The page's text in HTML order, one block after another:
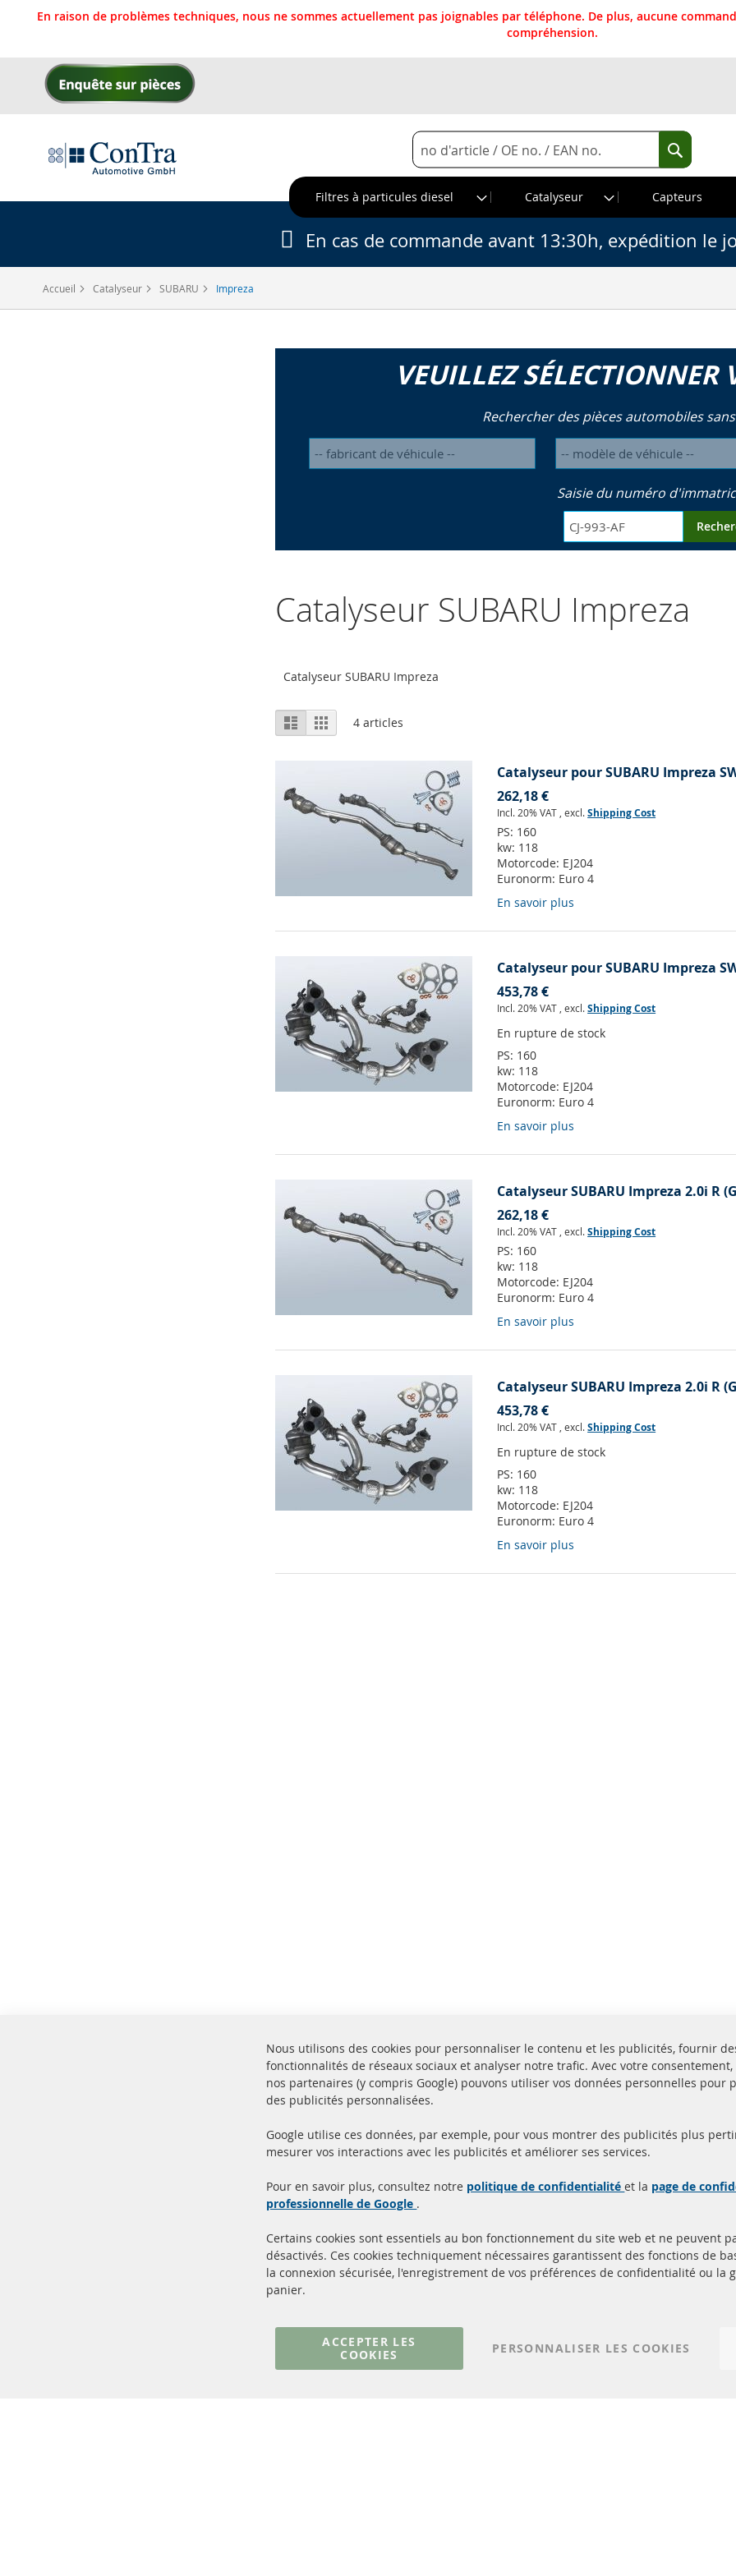
En raison de problèmes techniques, nous ne sommes actuellement pas joignables par téléphone. De plus, aucune
compréhension.
Allez
Rechercher
Rechercher
Filtres à particules diesel
Catalyseur Capteurs
Accueil Catalyseur SUBARU Impreza
En cas de commande avant 13:30h, expédition le
VEUILLEZ SÉLECTIONNER
Rechercher des pièces automobiles
Saisie du numéro
Catalyseur SUBARU Impreza
Catalyseur SUBARU Impreza
Afficher
en
Liste Grille4 articles
Catalyseur pour SUBARU Impreza
262,18 €
Incl. 20% VAT ,excl.Shipping Cost
PS: 160
kw: 118
Motorcode: EJ204
Euronorm: Euro 4
En savoir plus
Catalyseur pour SUBARU Impreza
453,78 €
Incl. 20% VAT ,excl.Shipping Cost
En rupture de stock
PS: 160
kw: 118
Motorcode: EJ204
Euronorm: Euro 4
En savoir plus
Catalyseur SUBARU Impreza 2.0i R
262,18 €
Incl. 20% VAT ,excl.Shipping Cost
PS: 160
kw: 118
Motorcode: EJ204
Euronorm: Euro 4
En savoir plus
Catalyseur SUBARU Impreza 2.0i R
453,78 €
Incl. 20% VAT ,excl.Shipping Cost
En rupture de stock
PS: 160
kw: 118
Motorcode: EJ204
Euronorm: Euro 4
En savoir plus
Livraison en 24 heures
Produits en stock
Toutes les pièces sont
homologuées avec la
d'homologation e
Quick Links
Filtres à particules diesel (FPD)
Matériel de montage
Service Clients
à propos de nous
Résilier le contrat
Nous utilisons des cookies pour personnaliser le contenu et les publicités, fournir
fonctionnalités de réseaux sociaux et analyser notre trafic. Avec votre
nos partenaires (y compris Google) pouvons utiliser vos données personnelles pour
des publicités personnalisées.
Google utilise ces données, par exemple, pour vous montrer des publicités plus
mesurer vos interactions avec les publicités et améliorer ses services.
Pour en savoir plus, consultez notre politique de confidentialitéet la page de
professionnelle de Google .
Certains cookies sont essentiels au bon fonctionnement du site web et ne peuvent
désactivés. Ces cookies techniquement nécessaires garantissent des fonctions de
la connexion sécurisée, l'enregistrement de vos préférences de confidentialité ou la
panier.
ACCEPTER LES
COOKIES
PERSONNALISER LES COOKIES